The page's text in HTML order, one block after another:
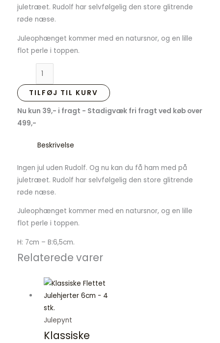
juletræet. Rudolf har selvfølgelig den store glitrende
røde næse.
Juleophænget kommer med en natursnor, og en lille
flot perle i toppen.
TILFØJ TIL KURV
Nu kun 39,- i fragt - Stadigvæk fri fragt ved køb over
499,-
Beskrivelse
Ingen jul uden Rudolf. Og nu kan du få ham med på
juletræet. Rudolf har selvfølgelig den store glitrende
røde næse.
Juleophænget kommer med en natursnor, og en lille
flot perle i toppen.
H: 7cm – B:6,5cm.
Relaterede varer
Julepynt
Klassiske